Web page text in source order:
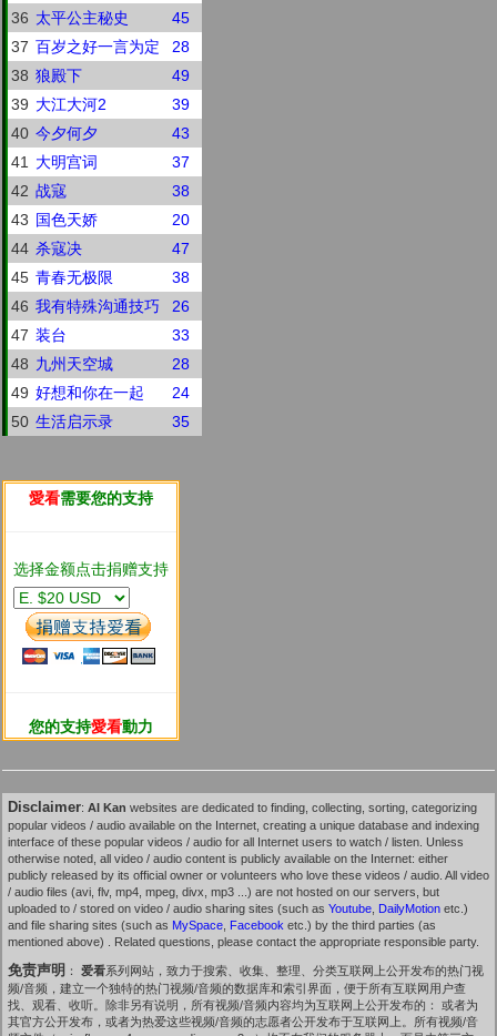
36 太平公主秘史
45
37 百岁之好一言为定
28
38 狼殿下
49
39 大江大河2
39
40 今夕何夕
43
41
大明宫词
37
42 战寇
38
43 国色天娇
20
44 杀寇决
47
45 青春无极限
38
46 我有特殊沟通技巧
26
47 装台
33
48 九州天空城
28
49 好想和你在一起
24
50 生活启示录 35
愛看需要您的支持
选择金额点击捐赠支持
您的支持愛看動力
Disclaimer: AI Kan websites are dedicated to finding, collecting, sorting, categorizing
popular videos / audio available on the Internet, creating a unique database and indexing
interface of these popular videos / audio for all Internet users to watch / listen. Unless
otherwise noted, all video / audio content is publicly available on the Internet: either
publicly released by its official owner or volunteers who love these videos / audio. All video
/ audio files (avi, flv, mp4, mpeg, divx, mp3 ...) are not hosted on our servers, but
uploaded to / stored on video / audio sharing sites (such as Youtube DailyMotion etc.)
and file sharing sites (such as MySpace Facebook etc.) by the third parties (as
mentioned above) . Related questions, please contact the appropriate responsible party.
免责声明 ： 爱看系列网站，致力于搜索、收集、整理、分类互联网上公开发布的热门视
频/音频，建立一个独特的热门视频/音频的数据库和索引界面，便于所有互联网用户查
找、观看、收听。除非另有说明，所有视频/音频内容均为互联网上公开发布的： 或者为
其官方公开发布，或者为热爱这些视频/音频的志愿者公开发布于互联网上。所有视频/音